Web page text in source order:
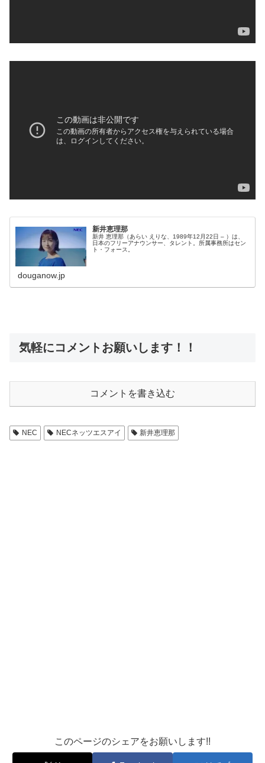
新井恵理那
新井 恵理那（あらい えりな、1989年12月22日 – ）は、
日本のフリーアナウンサー、タレント。所属事務所はセン
ト・フォース。
douganow.jp
気軽にコメントお願いします！！
コメントを書き込む
NEC NECネッツエスアイ 新井恵理那
このページのシェアをお願いします!!